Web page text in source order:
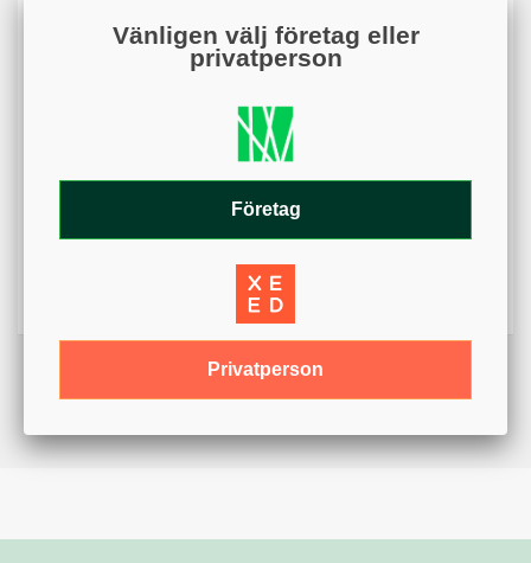
Web - artikelgrupp
Vänligen välj företag eller
privatperson
Företag
Privatperson